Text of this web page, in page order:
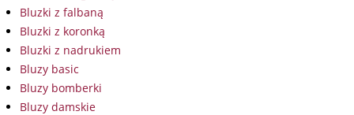
Bluzki z falbaną
Bluzki z koronką
Bluzki z nadrukiem
Bluzy basic
Bluzy bomberki
Bluzy damskie